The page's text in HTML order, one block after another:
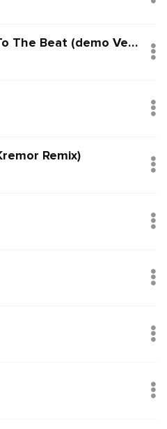
Back That Up To The Beat (demo Version)
Remix)